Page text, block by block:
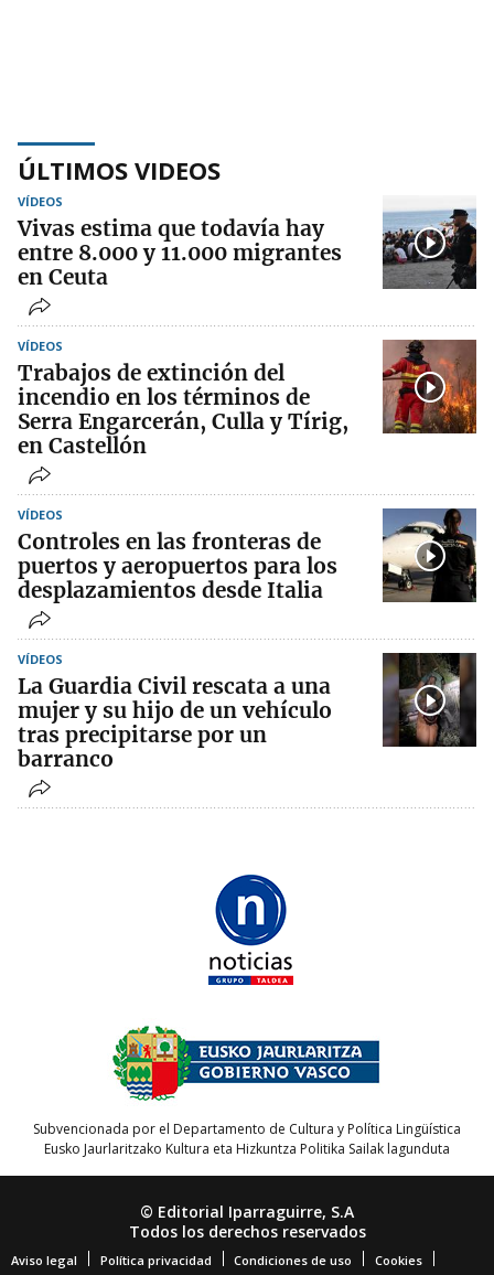
ÚLTIMOS VIDEOS
VÍDEOS
Vivas estima que todavía hay
entre 8.000 y 11.000 migrantes
en Ceuta
VÍDEOS
Trabajos de extinción del
incendio en los términos de
Serra Engarcerán, Culla y Tírig,
en Castellón
VÍDEOS
Controles en las fronteras de
puertos y aeropuertos para los
desplazamientos desde Italia
VÍDEOS
La Guardia Civil rescata a una
mujer y su hijo de un vehículo
tras precipitarse por un
barranco
Subvencionada por el Departamento de Cultura y Política Lingüística
Eusko Jaurlaritzako Kultura eta Hizkuntza Politika Sailak lagunduta
© Editorial Iparraguirre, S.A
Todos los derechos reservados
Aviso legal Política privacidad Condiciones de uso Cookies